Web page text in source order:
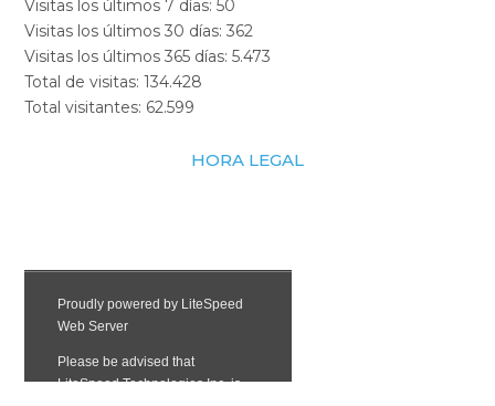
Visitas los últimos 7 días:50
Visitas los últimos 30 días:362
Visitas los últimos 365 días:5.473
Total de visitas:134.428
Total visitantes: 62.599
HORA LEGAL